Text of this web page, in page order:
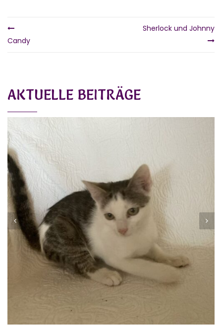
Candy
Sherlock und Johnny
AKTUELLE BEITRÄGE
KLARA
Vermittelt